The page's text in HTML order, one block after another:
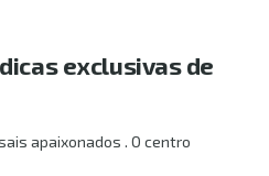
exclusivas de
apaixonados . O centro